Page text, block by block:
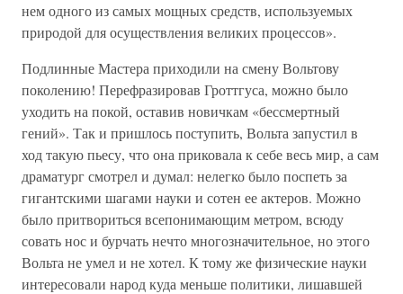
нем одного из самых мощных средств, используемых
природой для осуществления великих процессов».
Подлинные Мастера приходили на смену Вольтову
поколению! Перефразировав Гроттгуса, можно было
уходить на покой, оставив новичкам «бессмертный
гений». Так и пришлось поступить, Вольта запустил в
ход такую пьесу, что она приковала к себе весь мир, а сам
драматург смотрел и думал: нелегко было поспеть за
гигантскими шагами науки и сотен ее актеров. Можно
было притвориться всепонимающим метром, всюду
совать нос и бурчать нечто многозначительное, но этого
Вольта не умел и не хотел. К тому же физические науки
интересовали народ куда меньше политики, лишавшей